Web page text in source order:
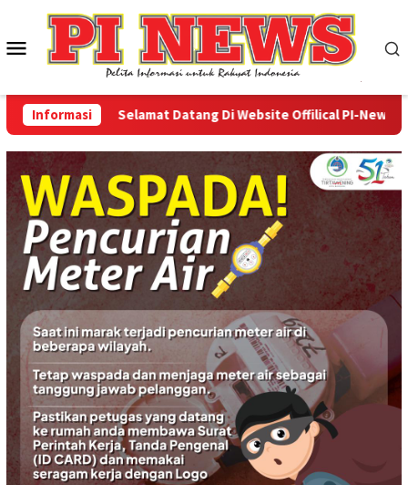
konten
Menu
Mobile
InformasiSelamat Datang Di Website Offilical PI-News